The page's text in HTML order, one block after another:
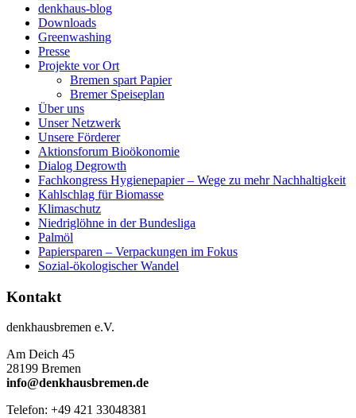
denkhaus-blog
Downloads
Greenwashing
Presse
Projekte vor Ort
Bremen spart Papier
Bremer Speiseplan
Über uns
Unser Netzwerk
Unsere Förderer
Aktionsforum Bioökonomie
Dialog Degrowth
Fachkongress Hygienepapier – Wege zu mehr Nachhaltigkeit
Kahlschlag für Biomasse
Klimaschutz
Niedriglöhne in der Bundesliga
Palmöl
Papiersparen – Verpackungen im Fokus
Sozial-ökologischer Wandel
Kontakt
denkhausbremen e.V.
Am Deich 45
28199 Bremen
info@denkhausbremen.de
Telefon: +49 421 33048381